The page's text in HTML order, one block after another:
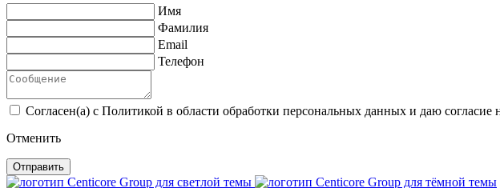
Имя
Фамилия
Email
Телефон
Согласен(а) с Политикой в области обработки персональных данных и даю согласие
Отменить
Отправить